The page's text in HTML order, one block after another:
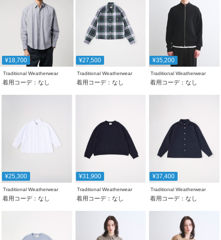
¥18,700
Traditional Weatherwear
着用コーデ：なし
¥27,500
Traditional Weatherwear
着用コーデ：なし
¥35,200
Traditional Weatherwear
着用コーデ：なし
¥25,300
Traditional Weatherwear
着用コーデ：なし
¥31,900
Traditional Weatherwear
着用コーデ：なし
¥37,400
Traditional Weatherwear
着用コーデ：なし